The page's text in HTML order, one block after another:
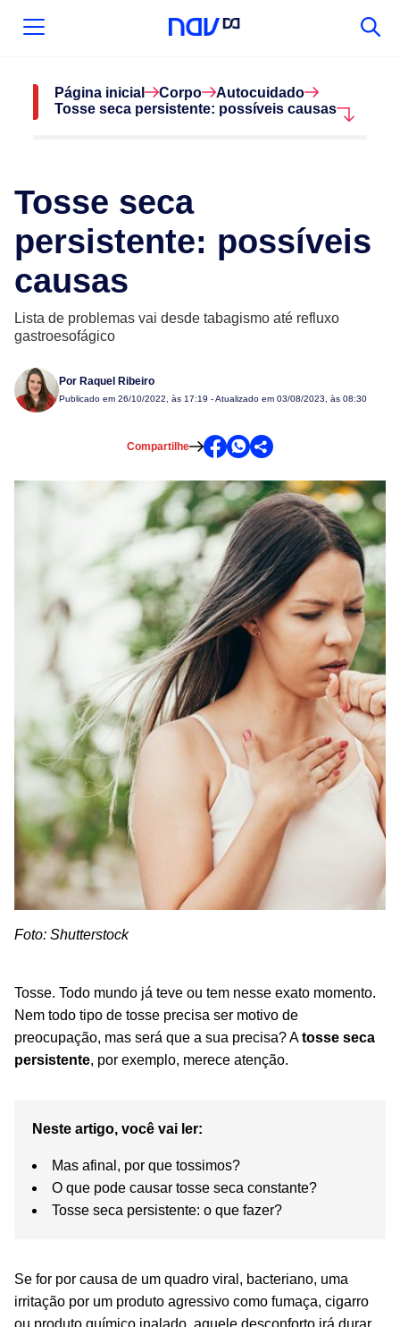
Página inicial Corpo
Autocuidado
Tosse seca persistente: possíveis causas
Tosse seca
persistente: possíveis
causas
Lista de problemas vai desde tabagismo até refluxo
gastroesofágico
Por Raquel Ribeiro
Publicado em 26/10/2022, às 17:19 - Atualizado em 03/08/2023, às 08:30
Compartilhe
Foto: Shutterstock
Tosse. Todo mundo já teve ou tem nesse exato momento.
Nem todo tipo de tosse precisa ser motivo de
preocupação, mas será que a sua precisa?Atosse seca
persistente, por exemplo, merece atenção.
Neste artigo, você vai ler:
Mas afinal, por que tossimos?
O que pode causar tosse seca constante?
Tosse seca persistente: o que fazer?
Se for por causa de um quadro viral, bacteriano, uma
irritação por um produto agressivo como fumaça, cigarro
ou produto químico inalado, aquele desconforto irá durar